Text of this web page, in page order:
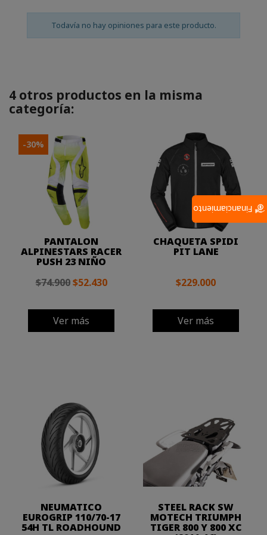
Todavía no hay opiniones para este producto.
4 otros productos en la misma
categoría:
PANTALON
ALPINESTARS RACER
PUSH 23 NIÑO
$74.900 $52.430
Ver más
-30%
CHAQUETA SPIDI
PIT LANE
$229.000
Ver más
NEUMATICO
EUROGRIP 110/70-17
54H TL ROADHOUND
STEEL RACK SW
MOTECH TRIUMPH
TIGER 800 Y 800 XC
Financiamiento